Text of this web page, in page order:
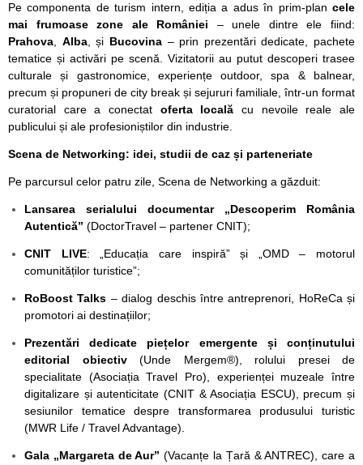
Pe componenta de turism intern, ediția a adus în prim-plan cele
mai frumoase zone ale României – unele dintre ele fiind:
Prahova
Alba, și Bucovina– prin prezentări dedicate, pachete
tematice și activări pe scenă. Vizitatorii au putut descoperi trasee
culturale și gastronomice, experiențe outdoor, spa & balnear,
precum și propuneri de city break și sejururi familiale, într-un format
curatorial care a conectat oferta locală cu nevoile reale ale
publicului și ale profesioniștilor din industrie.
Scena de Networking: idei, studii de caz și parteneriate
Pe parcursul celor patru zile, Scena de Networking a găzduit:
Lansarea serialului documentar „Descoperim România
Autentică” (DoctorTravel – partener CNIT);
CNIT LIVE: „Educația care inspiră” și „OMD – motorul
comunităților turistice”;
RoBoost Talks – dialog deschis între antreprenori, HoReCa și
promotori ai destinațiilor;
Prezentări dedicate piețelor emergente și conținutului
editorial obiectiv(Unde Mergem®), rolului presei de
specialitate (Asociația Travel Pro), experienței muzeale între
digitalizare și autenticitate (CNIT & Asociația ESCU), precum și
sesiunilor tematice despre transformarea produsului turistic
(MWR Life / Travel Advantage).
Gala „Margareta de Aur” (Vacanțe la Țară & ANTREC), care a